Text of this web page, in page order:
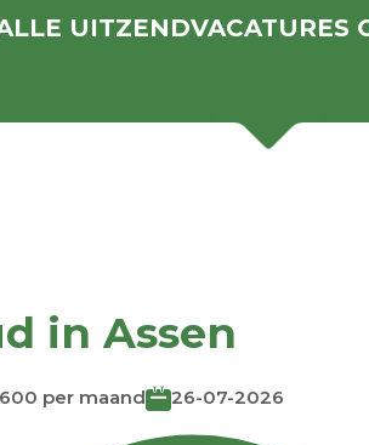
UITZENDVACATURES
in Assen
per maand 26-07-2026